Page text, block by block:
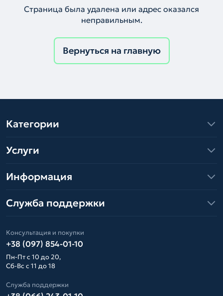
Страница была удалена или адрес оказался
неправильным.
Вернуться на главную
Категории
Услуги
Информация
Служба поддержки
Консультация и покупки
+38 (097) 854-01-10
Пн-Пт с 10 до 20,
Сб-Вс с 11 до 18
Служба поддержки